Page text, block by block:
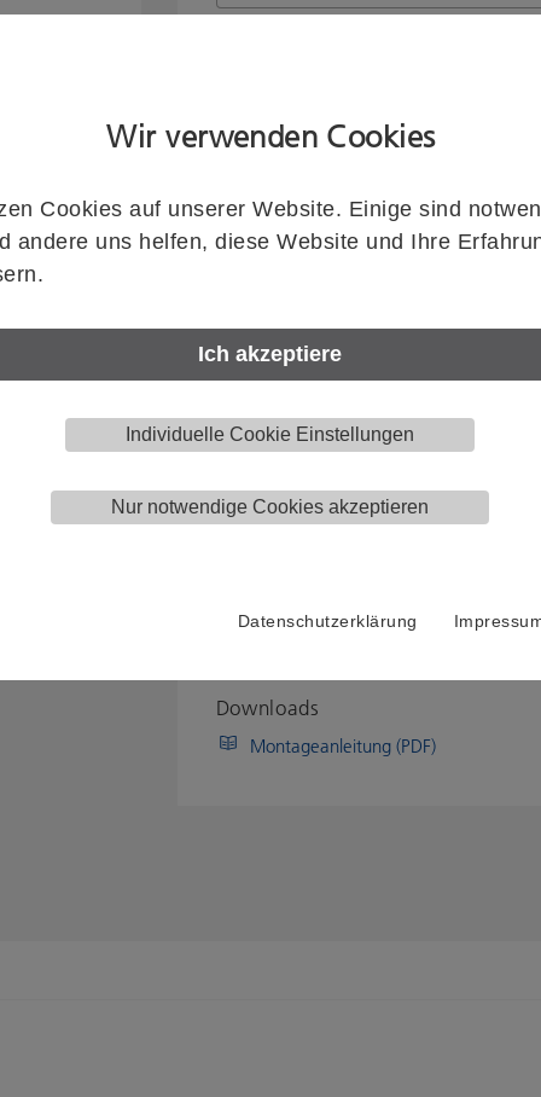
Wir verwenden Cookies
Cookies auf unserer Website. Einige sind
andere uns helfen, diese Website und Ihre
Ich akzeptiere
Individuelle Cookie Einstellungen
Nur notwendige Cookies akzeptieren
Datenschutzerklärung
Zeichnung zeigt HELM GT.S150.H.412..
Einzugsdämpfung
Laufschienenlänge
Artikelnummer
HELMGT.S150.H.412.41.1.00.2000
Menge
Downloads
Montageanleitung (PDF)